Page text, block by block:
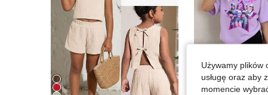
Używamy plików
usługę oraz aby
momencie